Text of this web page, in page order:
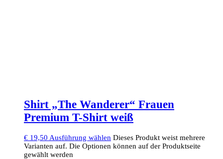
Shirt „The Wanderer“ Frauen
Premium T-Shirt weiß
€ 19,50 Ausführung wählen Dieses Produkt weist mehrere
Varianten auf. Die Optionen können auf der Produktseite
gewählt werden